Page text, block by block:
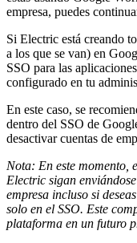
empresa, puedes
Si Electric está creando
a los que se van) en
SSO para las
configurado en tu
En este caso, se
dentro del SSO de
desactivar cuentas de
Nota: En este momento,
Electric sigan
empresa incluso si
solo en el SSO. Este
plataforma en un futuro